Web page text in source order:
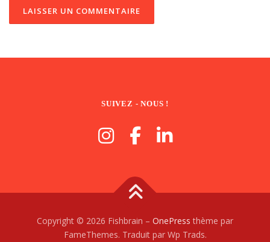
SUIVEZ - NOUS !
Copyright © 2026 Fishbrain – OnePress thème par
FameThemes. Traduit par Wp Trads.